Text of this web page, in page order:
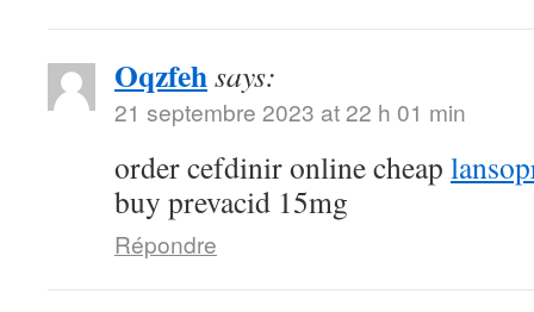
Oqzfehsays:
21 septembre 2023 at 22 h 01 min
order cefdinir online cheap
buy prevacid 15mg
Répondre